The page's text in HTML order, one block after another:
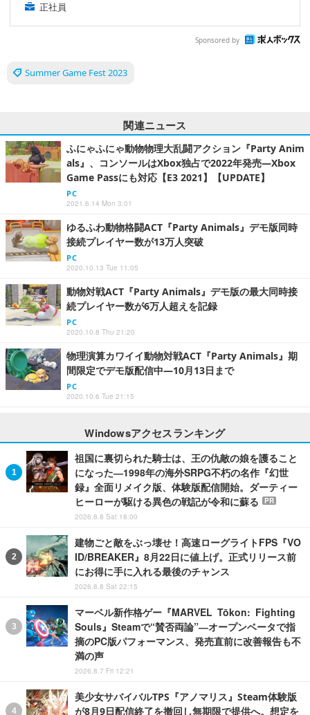
正社員
Sponsored by
Summer Game Fest 2023
関連ニュース
ふにゃふにゃ動物物理大乱闘アクション『Party Anim
als』、コンソールはXbox独占で2022年発売―Xbox
Game Passにも対応【E3 2021】【UPDATE】
PC
2021.6.14 Mon 3:01
ゆるふわ動物格闘ACT『Party Animals』デモ版同時
接続プレイヤー数が13万人突破
PC
2020.10.13 Tue 11:05
動物対戦ACT『Party Animals』デモ版の最大同時接
続プレイヤー数が6万人超えを記録
PC
2020.10.8 Thu 21:20
物理演算カワイイ動物対戦ACT『Party Animals』期
間限定でデモ版配信中―10月13日まで
PC
2020.10.6 Tue 21:15
Windowsアクセスランキング
祖国に裏切られた騎士は、王の仇敵の娘を護ること
になった―1998年の海外SRPG不朽の名作『幻世
録』全面リメイク版、体験版配信開始。ダーティー
ヒーローが駆ける異色の戦記が令和に蘇る
PR
2026.8.8 Sat 18:00
建物ごと敵をぶっ壊せ！高速ローグライトFPS『VO
ID/BREAKER』8月22日に値上げ。正式リリース前
にお得に手に入れる最後のチャンス
2026.8.8 Sat 22:15
マーベル新作格ゲー『MARVEL Tōkon: Fighting
Souls』Steamで“賛否両論”―オープンベータで指
摘のPC版パフォーマンス、発売直前に改善報告も不
満の声
2026.8.7 Fri 12:21
美少女サバイバルTPS『アノマリス』Steam体験版
が8月9日配信終了を撤回し無期限で提供へ。想定を